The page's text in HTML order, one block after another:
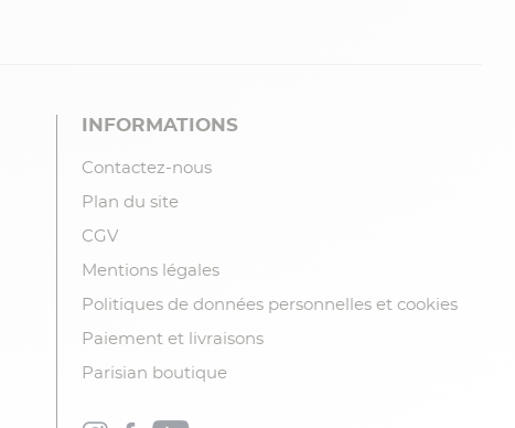
INFORMATIONS
Contactez-nous
Plan du site
CGV
Mentions légales
Politiques de données personnelles et cookies
Paiement et livraisons
Parisian boutique